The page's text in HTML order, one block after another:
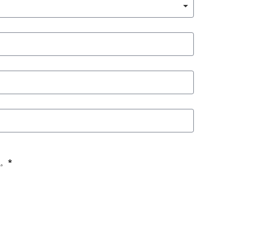
。*